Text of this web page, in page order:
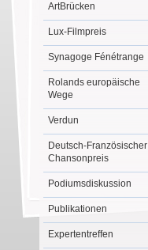
ArtBrücken
Lux-Filmpreis
Synagoge Fénétrange
Rolands europäische
Wege
Verdun
Deutsch-Französischer
Chansonpreis
Podiumsdiskussion
Publikationen
Expertentreffen